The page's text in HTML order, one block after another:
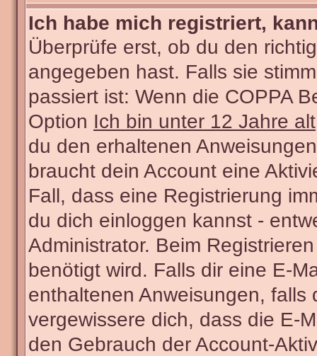
Ich habe mich registriert,
Überprüfe erst, ob du den
angegeben hast. Falls sie
passiert ist: Wenn die COPPA
Option Ich bin unter 12 Jahre alt
du den erhaltenen
braucht dein Account eine
Fall, dass eine Registrierung
du dich einloggen kannst -
Administrator. Beim
benötigt wird. Falls dir eine E-
enthaltenen Anweisungen,
vergewissere dich, dass die E-
den Gebrauch der Account-